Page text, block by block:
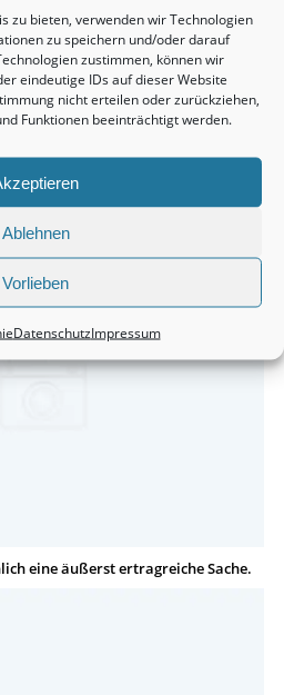
zu bieten, verwenden wir Technologien
zu speichern und/oder darauf
zustimmen, können wir
eindeutige IDs auf dieser Website
nicht erteilen oder zurückziehen,
Funktionen beeinträchtigt werden.
Ablehnen
Vorlieben
DatenschutzImpressum
bleiben in der Tat eine
eine äußerst ertragreiche Sache.